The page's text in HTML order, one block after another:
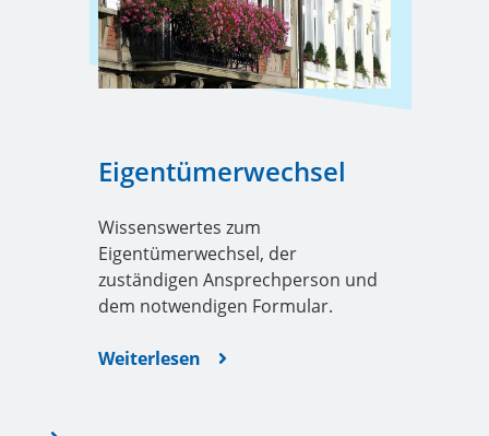
Eigentümerwechsel
Wissenswertes zum
Eigentümerwechsel, der
zuständigen Ansprechperson und
dem notwendigen Formular.
Weiterlesen